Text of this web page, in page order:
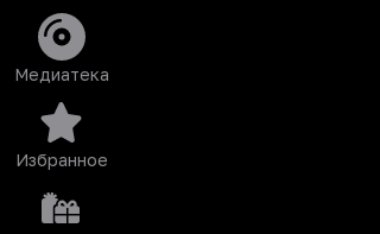
Медиатека
Избранное